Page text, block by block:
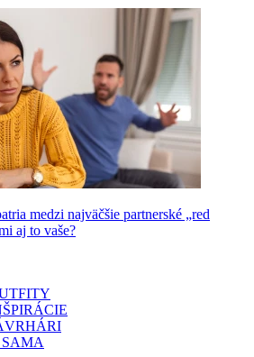
medzi najväčšie partnerské „red
aj to vaše?